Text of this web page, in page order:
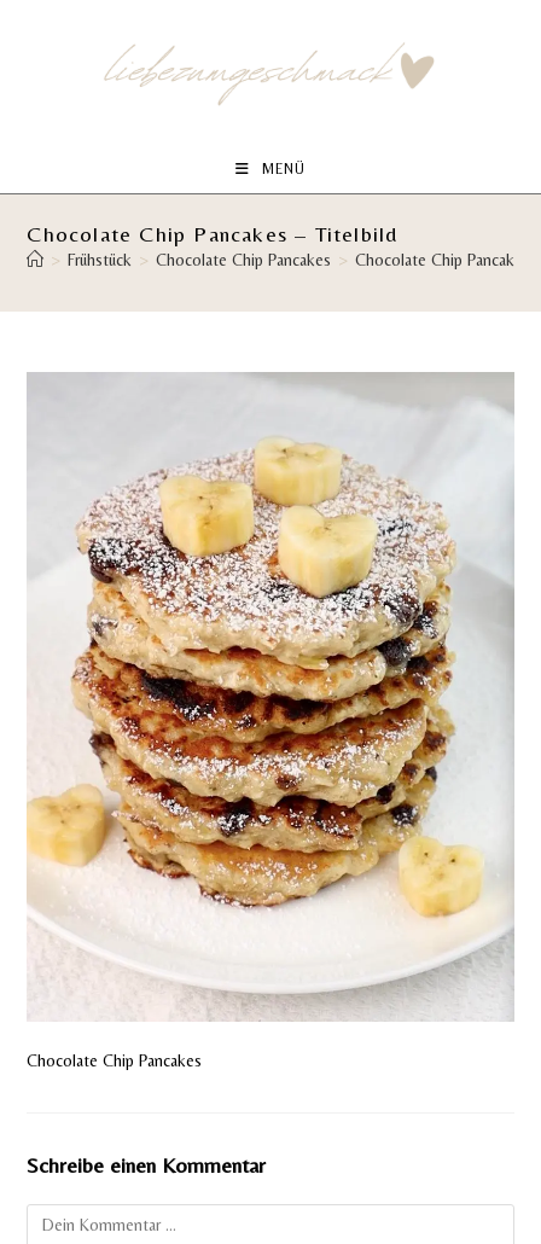
MENÜ
Chocolate Chip Pancakes – Titelbild
> Frühstück > Chocolate Chip Pancakes > Chocolate Chip Pancakes
Chocolate Chip Pancakes
Schreibe einen Kommentar
Kommentar